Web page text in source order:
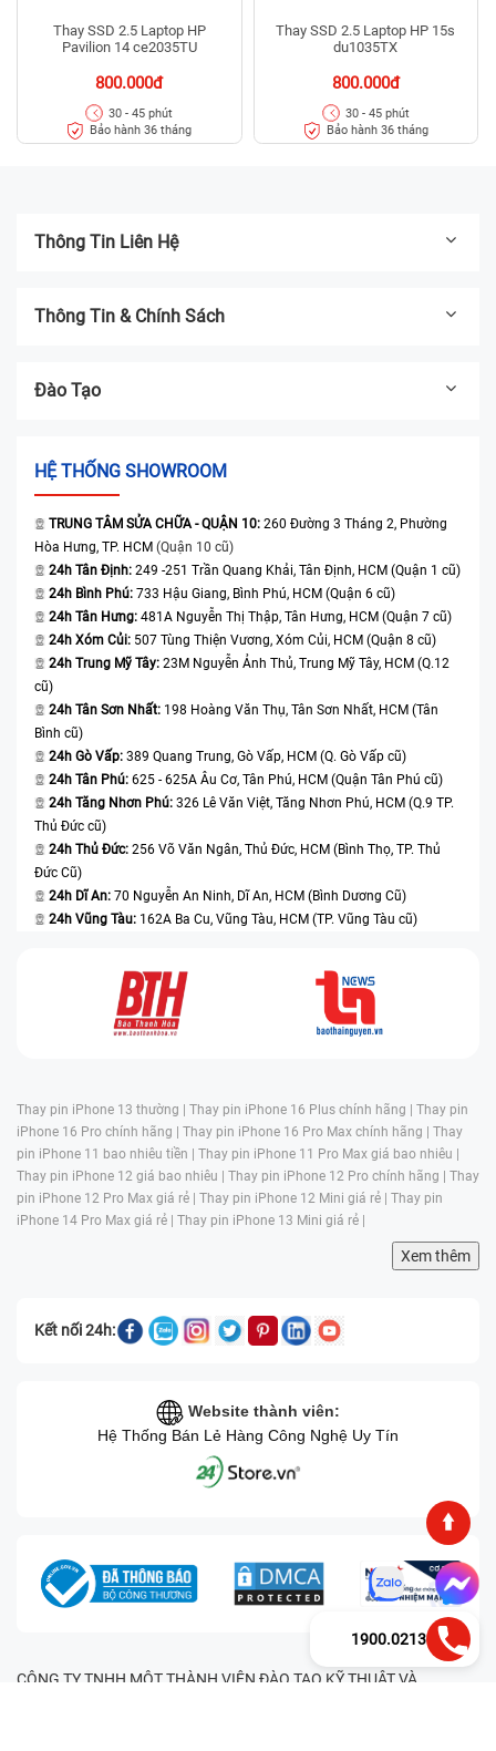
Thay SSD 2.5 Laptop HP
Pavilion 14 ce2035TU
800.000đ
30 - 45 phút
Bảo hành 36 tháng
Thay SSD 2.5 Laptop HP 15s
du1035TX
800.000đ
30 - 45 phút
Bảo hành 36 tháng
Thông Tin Liên Hệ
Thông Tin & Chính Sách
Đào Tạo
HỆ THỐNG SHOWROOM
TRUNG TÂM SỬA CHỮA - QUẬN 10: 260 Đường 3 Tháng 2, Phường
Hòa Hưng, TP. HCM (Quận 10 cũ)
24h Tân Định: 249 -251 Trần Quang Khải, Tân Định, HCM (Quận 1 cũ)
24h Bình Phú: 733 Hậu Giang, Bình Phú, HCM (Quận 6 cũ)
24h Tân Hưng: 481A Nguyễn Thị Thập, Tân Hưng, HCM (Quận 7 cũ)
24h Xóm Củi: 507 Tùng Thiện Vương, Xóm Củi, HCM (Quận 8 cũ)
24h Trung Mỹ Tây: 23M Nguyễn Ảnh Thủ, Trung Mỹ Tây, HCM (Q.12
cũ)
24h Tân Sơn Nhất: 198 Hoàng Văn Thụ, Tân Sơn Nhất, HCM (Tân
Bình cũ)
24h Gò Vấp: 389 Quang Trung, Gò Vấp, HCM (Q. Gò Vấp cũ)
24h Tân Phú: 625 - 625A Âu Cơ, Tân Phú, HCM (Quận Tân Phú cũ)
24h Tăng Nhơn Phú: 326 Lê Văn Việt, Tăng Nhơn Phú, HCM (Q.9 TP.
Thủ Đức cũ)
24h Thủ Đức: 256 Võ Văn Ngân, Thủ Đức, HCM (Bình Thọ, TP. Thủ
Đức Cũ)
24h Dĩ An: 70 Nguyễn An Ninh, Dĩ An, HCM (Bình Dương Cũ)
24h Vũng Tàu: 162A Ba Cu, Vũng Tàu, HCM (TP. Vũng Tàu cũ)
Thay pin iPhone 13 thường | Thay pin iPhone 16 Plus chính hãng | Thay pin
iPhone 16 Pro chính hãng | Thay pin iPhone 16 Pro Max chính hãng | Thay
pin iPhone 11 bao nhiêu tiền | Thay pin iPhone 11 Pro Max giá bao nhiêu |
Thay pin iPhone 12 giá bao nhiêu | Thay pin iPhone 12 Pro chính hãng | Thay
pin iPhone 12 Pro Max giá rẻ | Thay pin iPhone 12 Mini giá rẻ | Thay pin
iPhone 14 Pro Max giá rẻ | Thay pin iPhone 13 Mini giá rẻ |
Xem thêm
Kết nối 24h:
Website thành viên:
Hệ Thống Bán Lẻ Hàng Công Nghệ Uy Tín
CÔNG TY TNHH MỘT THÀNH VIÊN ĐÀO TẠO KỸ THUẬT VÀ
1900.0213